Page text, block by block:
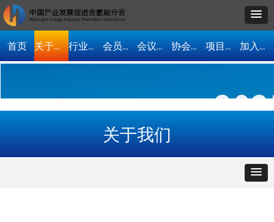
首页 关于我们 行业资讯 会员单位 会议活动 协会动态 项目合作 加入协会
关于我们